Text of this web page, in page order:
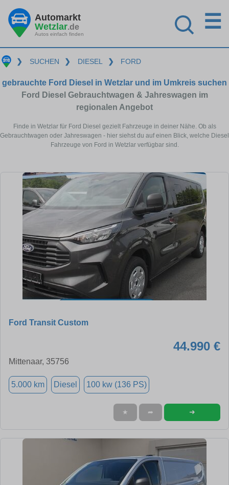
Automarkt
Wetzlar.de
Autos einfach finden
☰
❯ SUCHEN ❯ DIESEL ❯ FORD
gebrauchte Ford Diesel in Wetzlar und im Umkreis suchen
Ford Diesel Gebrauchtwagen & Jahreswagen im
regionalen Angebot
Finde in Wetzlar für Ford Diesel gezielt Fahrzeuge in deiner Nähe. Ob als
Gebrauchtwagen oder Jahreswagen - hier siehst du auf einen Blick, welche Diesel
Fahrzeuge von Ford in Wetzlar verfügbar sind.
Ford Transit Custom
44.990 €
Mittenaar, 35756
5.000 km Diesel 100 kw (136 PS)
★ ➦ ➜